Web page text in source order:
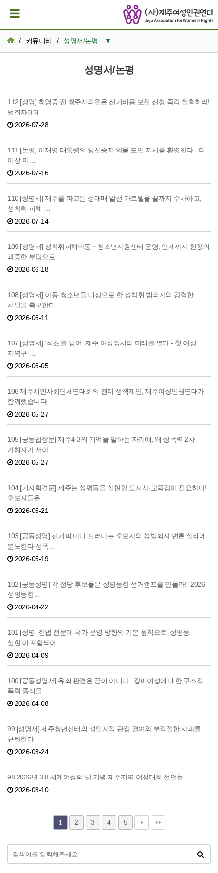
/ 커뮤니티 / 성명서/논평 ▼
활동일지
뉴스레터 아카이브
발간자료
성명서/논평
112 [성명] 최영중 전 청주시의원은 선거비용 보전 신청 즉각 철회하라!
범죄자에게 …
2026-07-28
111 [논평] 이재명 대통령의 임신중지 약물 도입 지시를 환영한다 - 더
이상 미…
2026-07-16
110 [성명서] 제주를 파고든 성매매 알선 카르텔을 끝까지 수사하고,
성착취 피해 …
2026-07-14
109 [성명서] 성착취피해아동‧청소년지원센터 운영, 언제까지 현장의
과중한 부담으로…
2026-06-18
108 [성명서] 아동·청소년을 대상으로 한 성착취 범죄자의 강력한
처벌을 촉구한다.
2026-06-11
107 [성명서] ‘최초’를 넘어, 제주 여성정치의 미래를 열다 - 첫 여성
지역구 …
2026-06-05
106 제주시민사회단체연대회의 젠더 정책제안, 제주여성인권연대가
함께했습니다
2026-05-27
105 [공동입장문] 제주4·3의 기억을 말하는 자리에, 왜 성폭력 2차
가해자가 서야…
2026-05-27
104 [기자회견문] 제주는 성평등을 실현할 도지사·교육감이 필요하다!
후보자들은 …
2026-05-21
103 [공동성명] 선거 때마다 드러나는 후보자의 성범죄자 변론 실태에
분노한다 성폭…
2026-05-19
102 [공동성명] 각 정당 후보들은 성평등한 선거캠프를 만들라! -2026
성평등한…
2026-04-22
101 [성명] 헌법 전문에 국가 운영 방향의 기본 원칙으로 ‘성평등
실현’이 포함되어…
2026-04-09
100 [공동성명서] 유죄 판결은 끝이 아니다 : 장애여성에 대한 구조적
폭력 종식을 …
2026-04-08
99 [성명서] 제주청년센터의 성인지적 관점 결여와 부적절한 사과를
규탄한다. – …
2026-03-24
98 2026년 3.8 세계여성의 날 기념 제주지역 여성대회 선언문
2026-03-10
1 2 3 4 5